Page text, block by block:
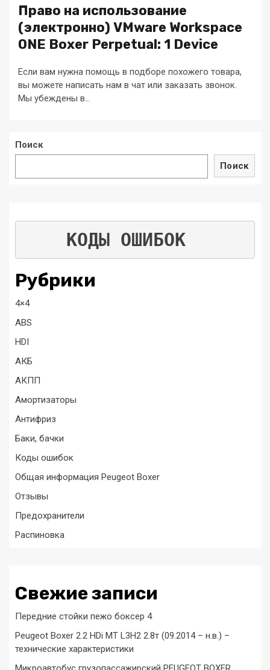
Право на использование
(электронно) VMware Workspace
ONE Boxer Perpetual: 1 Device
Если вам нужна помощь в подборе похожего товара,
вы можете написать нам в чат или заказать звонок.
Мы убеждены в...
Поиск
Поиск
КОДЫ ОШИБОК
Рубрики
4×4
ABS
HDI
АКБ
АКПП
Амортизаторы
Антифриз
Баки, бачки
Коды ошибок
Общая информация Peugeot Boxer
Отзывы
Предохранители
Распиновка
Свежие записи
Передние стойки пежо боксер 4
Peugeot Boxer 2.2 HDi MT L3H2 2.8т (09.2014 – н.в.) –
технические характеристики